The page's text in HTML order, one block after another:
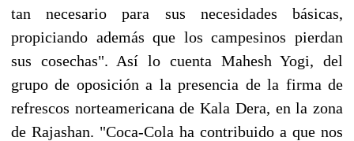
tan necesario para sus necesidades básicas,
propiciando además que los campesinos pierdan
sus cosechas". Así lo cuenta Mahesh Yogi, del
grupo de oposición a la presencia de la firma de
refrescos norteamericana de Kala Dera, en la zona
de Rajashan. "Coca-Cola ha contribuido a que nos